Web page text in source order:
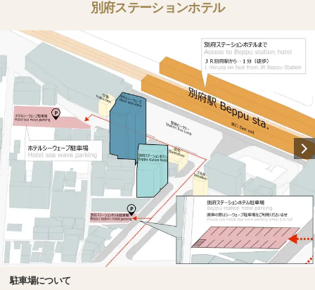
別府ステーションホテル
駐車場について